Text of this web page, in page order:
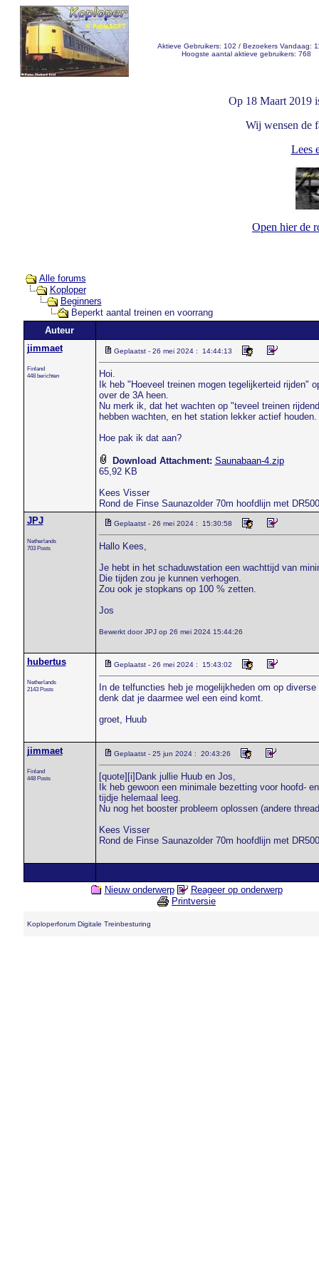
Aktieve Gebruikers: 102 / Bezoekers Vandaag:
Hoogste aantal aktieve gebruikers: 768
Op 18 Maart 2019
Wij wensen de
Lees
Open hier de
Alle forums
Koploper
Beginners
Beperkt aantal treinen en voorrang
Auteur
jimmaet
Finland
448 berichten
Geplaatst - 26 mei 2024 : 14:44:13
Hoi.
Ik heb "Hoeveel treinen mogen tegelijkerteid rijden"
over de 3A heen.
Nu merk ik, dat het wachten op "teveel treinen
hebben wachten, en het station lekker actief houden.
Hoe pak ik dat aan?
Download Attachment: Saunabaan-4.zip
65,92 KB
Kees Visser
Rond de Finse Saunazolder 70m hoofdlijn met
JPJ
Netherlands
703 Posts
Geplaatst - 26 mei 2024 : 15:30:58
Hallo Kees,
Je hebt in het schaduwstation een wachttijd van
Die tijden zou je kunnen verhogen.
Zou ook je stopkans op 100 % zetten.
Jos
Bewerkt door JPJ op 26 mei 2024 15:44:26
hubertus
Netherlands
2143 Posts
Geplaatst - 26 mei 2024 : 15:43:02
In de telfuncties heb je mogelijkheden om op
denk dat je daarmee wel een eind komt.
groet, Huub
jimmaet
Finland
448 Posts
Geplaatst - 25 jun 2024 : 20:43:26
[quote][i]Dank jullie Huub en Jos,
Ik heb gewoon een minimale bezetting voor hoofd-
tijdje helemaal leeg.
Nu nog het booster probleem oplossen (andere
Kees Visser
Rond de Finse Saunazolder 70m hoofdlijn met
Nieuw onderwerp
Reageer op onderwerp
Printversie
Koploperforum Digitale Treinbesturing